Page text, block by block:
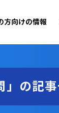
方向けの情報
」の記